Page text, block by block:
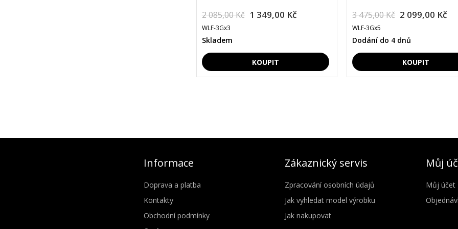
2 085,00 Kč 1 349,00 Kč
WLF-3Gx3
Skladem
3 475,00 Kč 2 099,00 Kč
WLF-3Gx5
Dodání do 4 dnů
Informace
Doprava a platba
Kontakty
Obchodní podmínky
Zákaznický servis
Zpracování osobních údajů
Jak vyhledat model výrobku
Jak nakupovat
Můj
Můj účet